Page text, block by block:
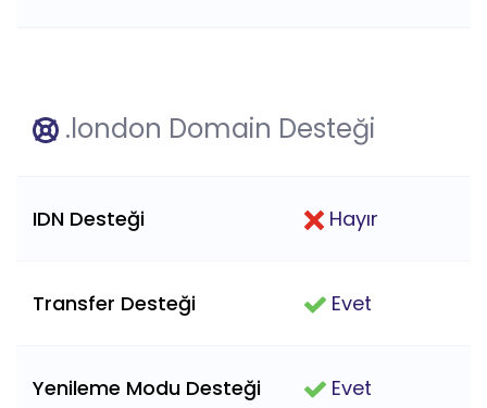
.london Domain Desteği
IDN Desteği Hayır
Transfer Desteği Evet
Yenileme Modu Desteği Evet